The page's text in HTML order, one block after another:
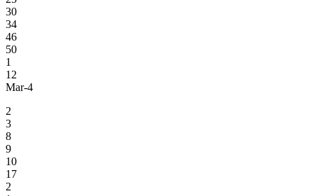
30
34
46
50
1
12
Mar-4
2
3
8
9
10
17
2